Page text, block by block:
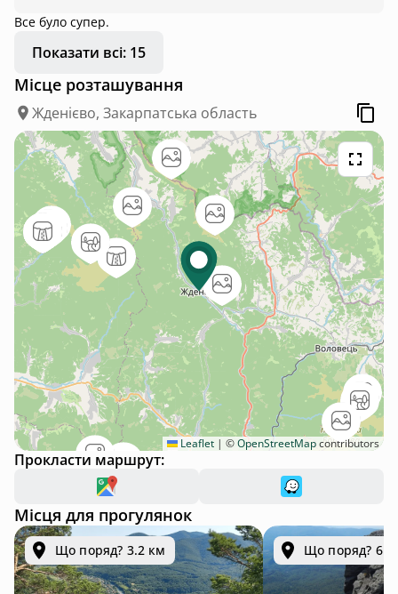
Все було супер.
Показати всі: 15
Місце розташування
Жденієво, Закарпатська область
Leaflet | ©OpenStreetMapcontributors
Прокласти маршрут:
Місця для прогулянок
Що поряд? 3.2 км Що поряд? 6.6